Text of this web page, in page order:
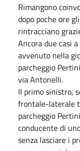
Rimangono
dopo poche ore
rintracciano
Ancora due casi
avvenuto nella
parcheggio
via Antonelli.
Il primo sinistro,
frontale-laterale
parcheggio
conducente di
senza lasciare i